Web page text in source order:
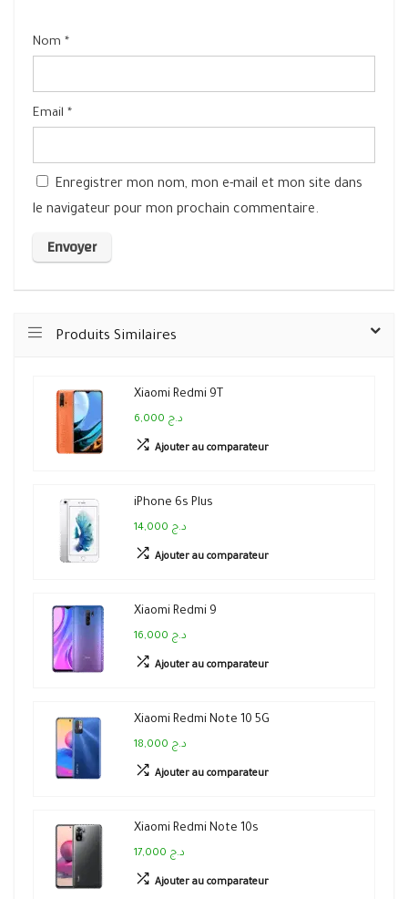
Nom *
Email *
Enregistrer mon nom, mon e-mail et mon site dans
le navigateur pour mon prochain commentaire.
Produits Similaires
Xiaomi Redmi 9T
6,000 د.ج
Ajouter au comparateur
iPhone 6s Plus
14,000 د.ج
Ajouter au comparateur
Xiaomi Redmi 9
16,000 د.ج
Ajouter au comparateur
Xiaomi Redmi Note 10 5G
18,000 د.ج
Ajouter au comparateur
Xiaomi Redmi Note 10s
17,000 د.ج
Ajouter au comparateur